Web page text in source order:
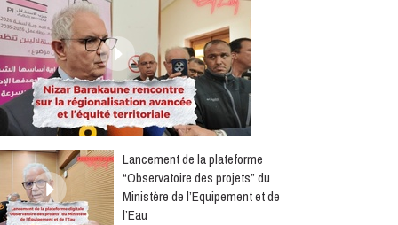
​Lancement de la plateforme
“Observatoire des projets” du
Ministère de l’Équipement et de
l’Eau